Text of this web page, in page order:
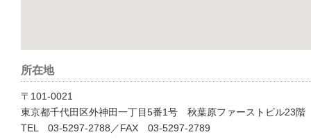
所在地
〒101-0021
東京都千代田区外神田一丁目5番1号 秋葉原ファーストビル23階
TEL 03-5297-2788／FAX 03-5297-2789